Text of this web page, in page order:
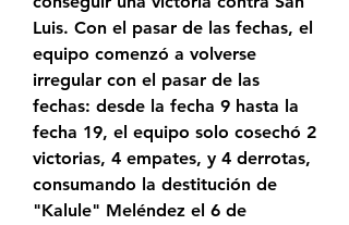
Luis. Con el pasar de las fechas, el
equipo comenzó a volverse
irregular con el pasar de las
fechas: desde la fecha 9 hasta la
fecha 19, el equipo solo cosechó 2
victorias, 4 empates, y 4 derrotas,
consumando la destitución de
"Kalule" Meléndez el 6 de